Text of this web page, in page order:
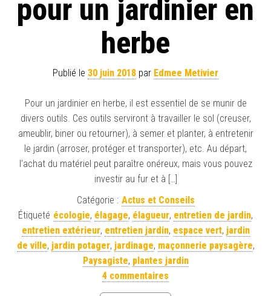
pour un jardinier en
herbe
Publié le 30 juin 2018 par Edmee Metivier
Pour un jardinier en herbe, il est essentiel de se munir de
divers outils. Ces outils serviront à travailler le sol (creuser,
ameublir, biner ou retourner), à semer et planter, à entretenir
le jardin (arroser, protéger et transporter), etc. Au départ,
l’achat du matériel peut paraître onéreux, mais vous pouvez
investir au fur et à […]
Catégorie : Actus et Conseils
Étiqueté écologie, élagage, élagueur, entretien de jardin,
entretien extérieur, entretien jardin, espace vert, jardin
de ville, jardin potager, jardinage, maçonnerie paysagère,
Paysagiste, plantes jardin
4 commentaires